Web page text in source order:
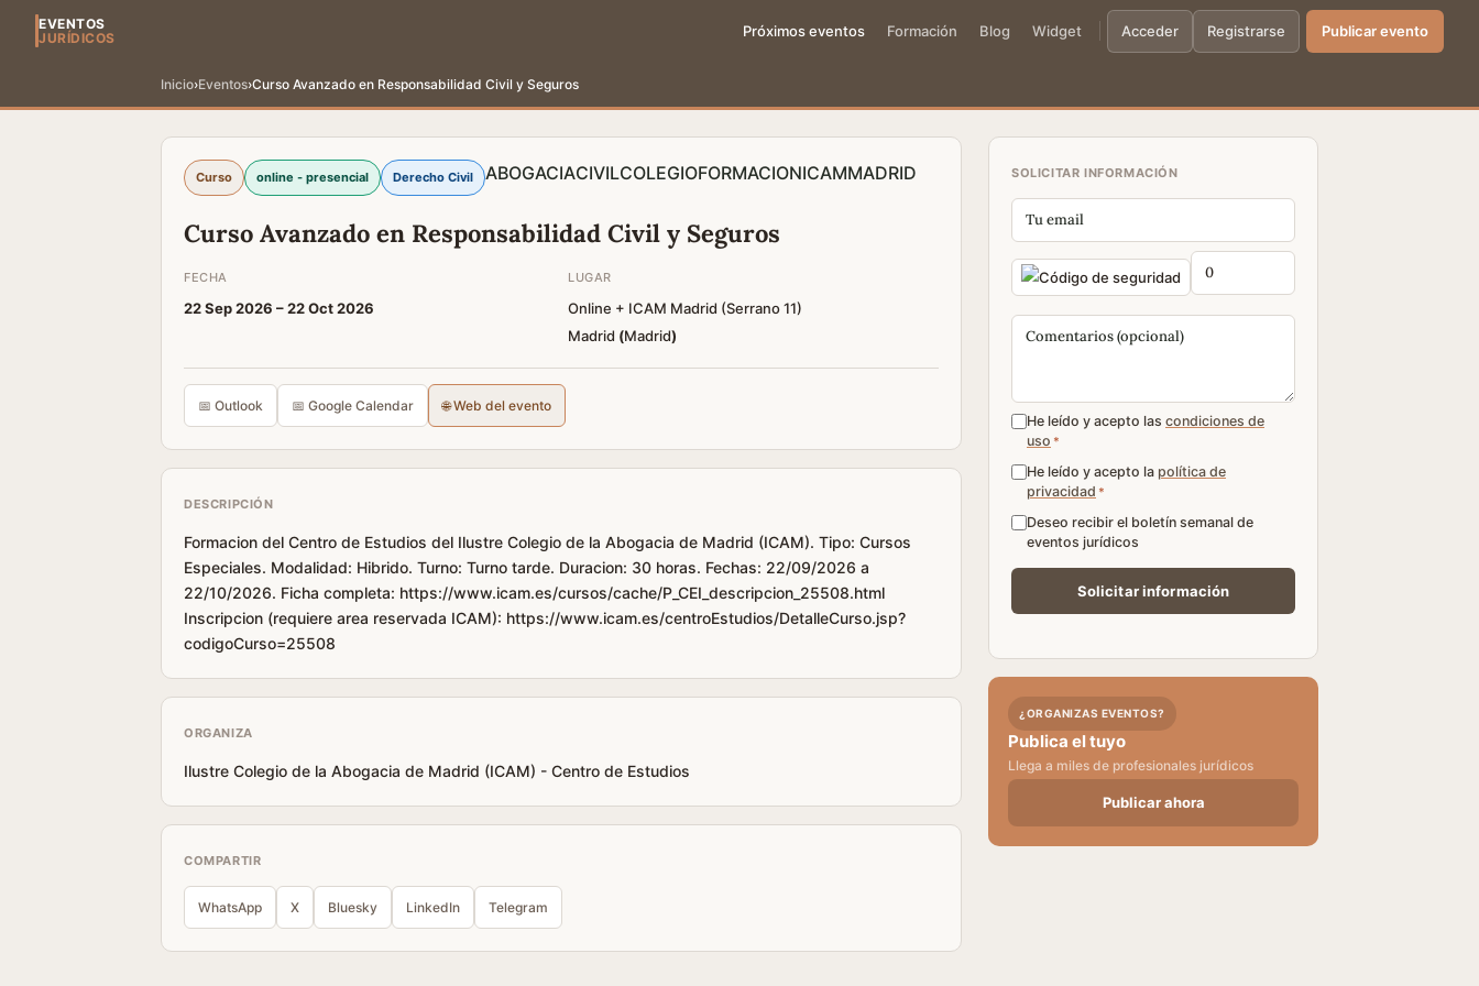
EVENTOS
JURÍDICOS
Próximos eventos Formación Blog Widget Acceder Registrarse Publicar evento
Inicio›Eventos›Curso Avanzado en Responsabilidad Civil y Seguros
Curso online - presencial Derecho Civil ABOGACIACIVILCOLEGIOFORMACIONICAMMADRID
Curso Avanzado en Responsabilidad Civil y Seguros
FECHA
22 Sep 2026 –22 Oct 2026
LUGAR
Online + ICAM Madrid (Serrano 11)
Madrid (Madrid)
📅 Outlook 📅 Google Calendar 🌐 Web del evento
DESCRIPCIÓN
Formacion del Centro de Estudios del Ilustre Colegio de la Abogacia de Madrid (ICAM). Tipo: Cursos
Especiales. Modalidad: Hibrido. Turno: Turno tarde. Duracion: 30 horas. Fechas: 22/09/2026 a
22/10/2026. Ficha completa: https://www.icam.es/cursos/cache/P_CEI_descripcion_25508.html
Inscripcion (requiere area reservada ICAM): https://www.icam.es/centroEstudios/DetalleCurso.jsp?
codigoCurso=25508
ORGANIZA
Ilustre Colegio de la Abogacia de Madrid (ICAM) - Centro de Estudios
COMPARTIR
WhatsApp X Bluesky LinkedIn Telegram
SOLICITAR INFORMACIÓN
He leído y acepto las condiciones de
uso *
He leído y acepto la política de
privacidad *
Deseo recibir el boletín semanal de
eventos jurídicos
¿ORGANIZAS EVENTOS?
Publica el tuyo
Llega a miles de profesionales jurídicos
Publicar ahora